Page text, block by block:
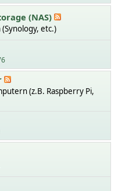
(NAS)
(Synology, etc.)
(z.B. Raspberry Pi,